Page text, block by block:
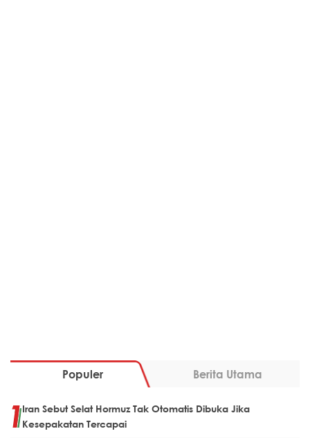
Populer Berita Utama
Iran Sebut Selat Hormuz Tak Otomatis Dibuka Jika
Kesepakatan Tercapai